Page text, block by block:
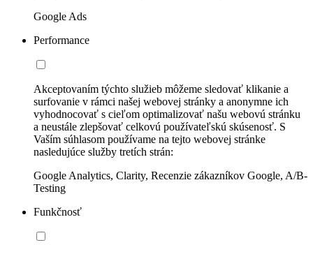
Google Ads
Performance
Akceptovaním týchto služieb môžeme sledovať klikanie a
surfovanie v rámci našej webovej stránky a anonymne ich
vyhodnocovať s cieľom optimalizovať našu webovú stránku
a neustále zlepšovať celkovú používateľskú skúsenosť. S
Vaším súhlasom používame na tejto webovej stránke
nasledujúce služby tretích strán:
Google Analytics, Clarity, Recenzie zákazníkov Google, A/B-
Testing
Funkčnosť